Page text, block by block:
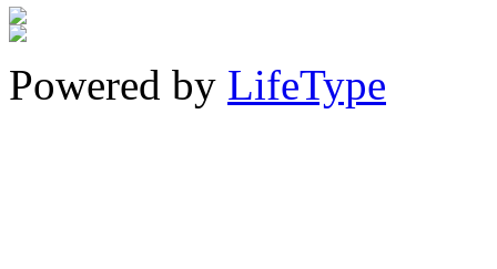
Powered by LifeType